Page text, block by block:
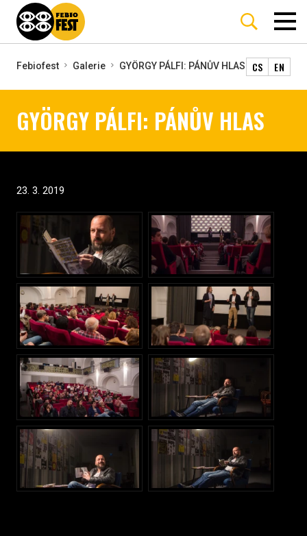
Febiofest Galerie GYÖRGY PÁLFI: PÁNŮV HLAS CS EN
GYÖRGY PÁLFI: PÁNŮV HLAS
23. 3. 2019